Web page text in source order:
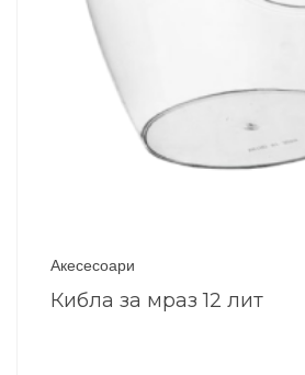
Акесесоари
Кибла за мраз 12 лит